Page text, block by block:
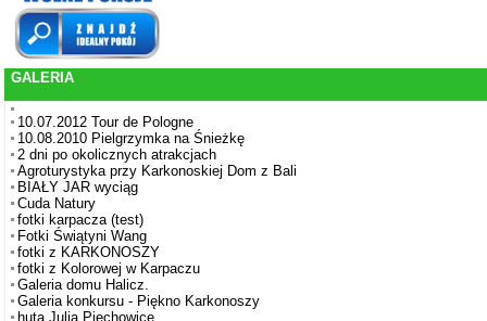
GALERIA
10.07.2012 Tour de Pologne
10.08.2010 Pielgrzymka na Śnieżkę
2 dni po okolicznych atrakcjach
Agroturystyka przy Karkonoskiej Dom z Bali
BIAŁY JAR wyciąg
Cuda Natury
fotki karpacza (test)
Fotki Świątyni Wang
fotki z KARKONOSZY
fotki z Kolorowej w Karpaczu
Galeria domu Halicz.
Galeria konkursu - Piękno Karkonoszy
huta Julia Piechowice